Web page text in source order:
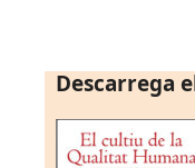
Descarrega